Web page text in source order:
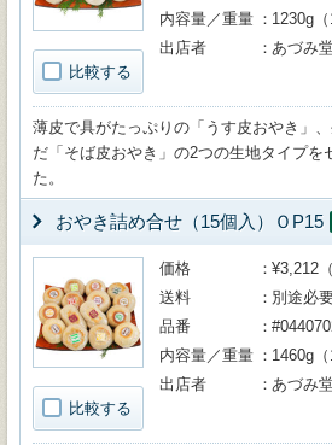
比較する
内容量／重量
1230g（
出店者
あづみ
薄皮で具がたっぷりの「うす皮おやき」
だ「そば皮おやき」の2つの生地タイプを
た
おやき詰め合せ（15個入）ＯP15
比較する
価格
¥3,212
送料
別途必
品番
内容量／重量
1460g（
出店者
あづみ